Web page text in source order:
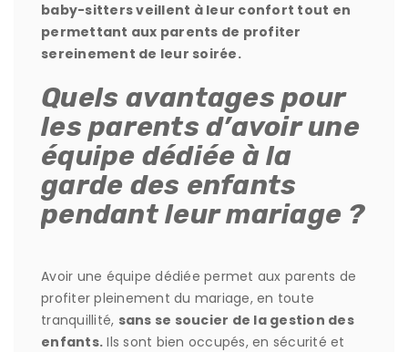
baby-sitters veillent à leur confort tout en
permettant aux parents de profiter
sereinement de leur soirée.
Quels avantages pour
les parents d’avoir une
équipe dédiée à la
garde des enfants
pendant leur mariage ?
Avoir une équipe dédiée permet aux parents de
profiter pleinement du mariage, en toute
tranquillité, sans se soucier de la gestion des
enfants. Ils sont bien occupés, en sécurité et